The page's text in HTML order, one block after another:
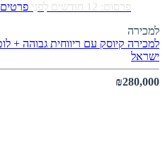
פרסום: 12 חודשים לִפנֵי
פרטים
למכירה
למכירה קיוסק עם ריווחית גבוהה +
ישראל
₪280,000